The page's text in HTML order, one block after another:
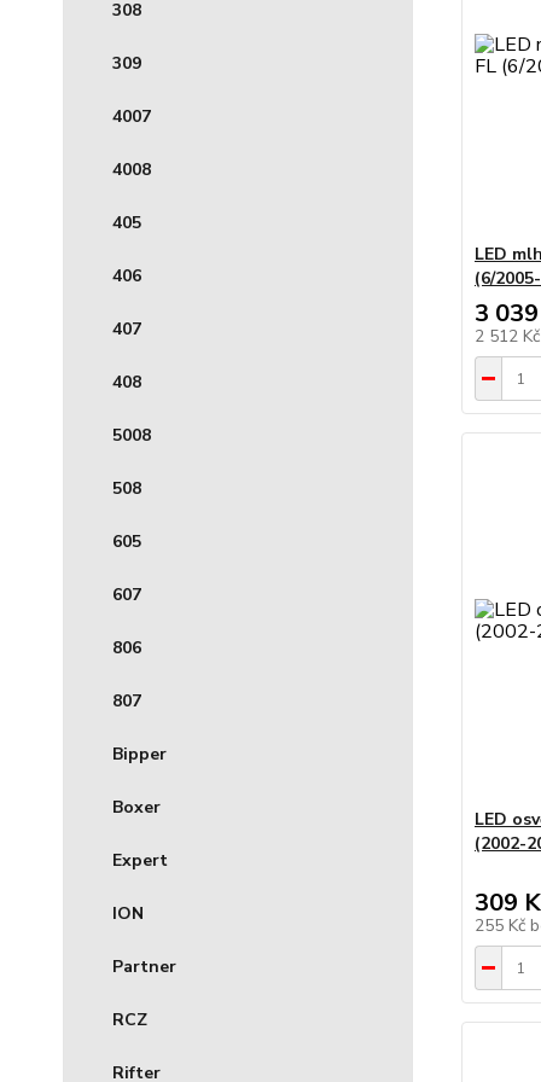
308
309
4007
4008
405
406
407
408
5008
508
605
607
806
807
Bipper
Boxer
Expert
ION
Partner
RCZ
Rifter
LED
(6/
3
2 512
LED
(2002-
309
255 Kč